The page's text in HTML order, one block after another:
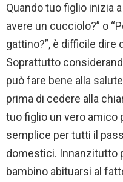
Quando tuo figlio inizia
avere un cucciolo?” o
gattino?”, è difficile dire
Soprattutto
può fare bene alla
prima di cedere alla
tuo figlio un vero amico
semplice per tutti il
domestici. Innanzitutto
bambino abituarsi al